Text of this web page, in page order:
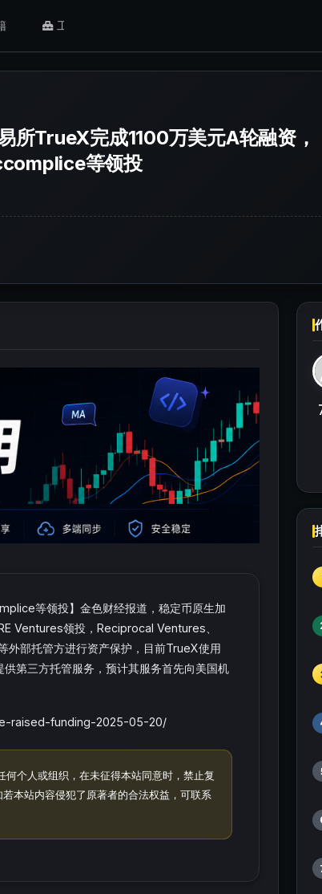
工具/返佣
所TrueX完成1100万美元A轮融资，
等领投
等领投】金色财经报道，稳定币原生加
Ventures领投，Reciprocal Ventures、
部托管方进行资产保护，目前TrueX使用
第三方托管服务，预计其服务首先向美国机
raised-funding-2025-05-20/
个人或组织，在未征得本站同意时，禁止复
本站内容侵犯了原著者的合法权益，可联系